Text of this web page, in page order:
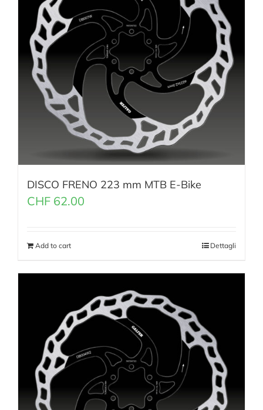
DISCO FRENO 223 mm MTB E-Bike
CHF 62.00
Add to cart Dettagli